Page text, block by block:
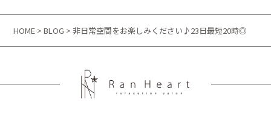
HOME >BLOG > 非日常空間をお楽しみください♪23日最短20時◎